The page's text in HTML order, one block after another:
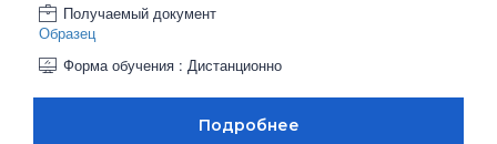
Получаемый документ
Образец
Форма обучения : Дистанционно